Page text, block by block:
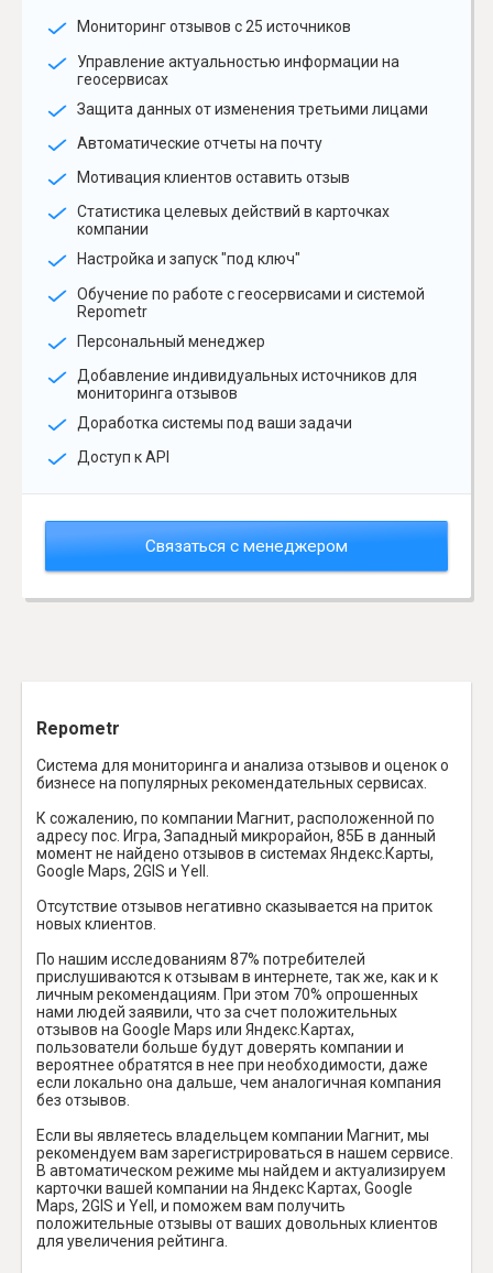
Мониторинг отзывов с 25 источников
Управление актуальностью информации на
геосервисах
Защита данных от изменения третьими лицами
Автоматические отчеты на почту
Мотивация клиентов оставить отзыв
Статистика целевых действий в карточках
компании
Настройка и запуск "под ключ"
Обучение по работе с геосервисами и системой
Repometr
Персональный менеджер
Добавление индивидуальных источников для
мониторинга отзывов
Доработка системы под ваши задачи
Доступ к API
Связаться с менеджером
Repometr
Система для мониторинга и анализа отзывов и оценок о
бизнесе на популярных рекомендательных сервисах.
К сожалению, по компании Магнит, расположенной по
адресу пос. Игра, Западный микрорайон, 85Б в данный
момент не найдено отзывов в системах Яндекс.Карты,
Google Maps, 2GIS и Yell.
Отсутствие отзывов негативно сказывается на приток
новых клиентов.
По нашим исследованиям 87% потребителей
прислушиваются к отзывам в интернете, так же, как и к
личным рекомендациям. При этом 70% опрошенных
нами людей заявили, что за счет положительных
отзывов на Google Maps или Яндекс.Картах,
пользователи больше будут доверять компании и
вероятнее обратятся в нее при необходимости, даже
если локально она дальше, чем аналогичная компания
без отзывов.
Если вы являетесь владельцем компании Магнит, мы
рекомендуем вам зарегистрироваться в нашем сервисе.
В автоматическом режиме мы найдем и актуализируем
карточки вашей компании на Яндекс Картах, Google
Maps, 2GIS и Yell, и поможем вам получить
положительные отзывы от ваших довольных клиентов
для увеличения рейтинга.